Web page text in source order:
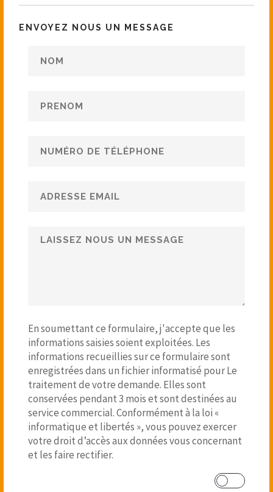
ENVOYEZ NOUS UN MESSAGE
En soumettant ce formulaire, j'accepte que les
informations saisies soient exploitées. Les
informations recueillies sur ce formulaire sont
enregistrées dans un fichier informatisé pour Le
traitement de votre demande. Elles sont
conservées pendant 3 mois et sont destinées au
service commercial. Conformément à la loi «
informatique et libertés », vous pouvez exercer
votre droit d’accès aux données vous concernant
et les faire rectifier.